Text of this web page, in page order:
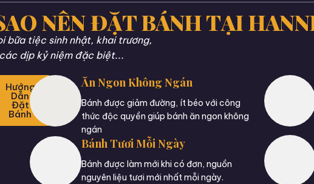
NÊN ĐẶT BÁNH TẠI
bữa tiệc sinh nhật, khai trương,
dịp kỷ niệm đặc biệt...
Hướng
Dẫn
Đặt
Bánh
Ăn Ngon Không Ngán
Bánh được giảm đường, ít béo với công
thức độc quyền giúp bánh ăn ngon không
ngán
Bánh Tươi Mỗi Ngày
Bánh được làm mới khi có đơn, nguồn
nguyên liệu tươi mới nhất mỗi ngày.